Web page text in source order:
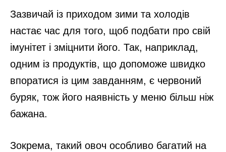
Зазвичай із приходом зими та холодів
настає час для того, щоб подбати про свій
імунітет і зміцнити його. Так, наприклад,
одним із продуктів, що допоможе швидко
впоратися із цим завданням, є червоний
буряк, тож його наявність у меню більш ніж
бажана.
Зокрема, такий овоч особливо багатий на